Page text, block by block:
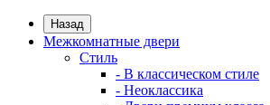
Назад
Межкомнатные двери
Стиль
- В классическом стиле
- Неоклассика